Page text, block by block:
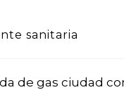
sanitaria
de gas ciudad